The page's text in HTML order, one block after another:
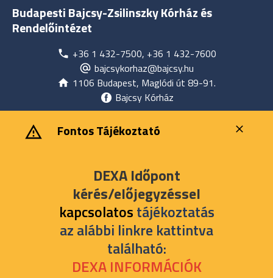
Budapesti Bajcsy-Zsilinszky Kórház és
Rendelőintézet
+36 1 432-7500, +36 1 432-7600
bajcsykorhaz@bajcsy.hu
1106 Budapest, Maglódi út 89-91.
Bajcsy Kórház
‎ ‎Fontos Tájékoztató
DEXA Időpont
kérés/előjegyzéssel
kapcsolatostájékoztatás
az alábbi linkre kattintva
található:
DEXA INFORMÁCIÓK